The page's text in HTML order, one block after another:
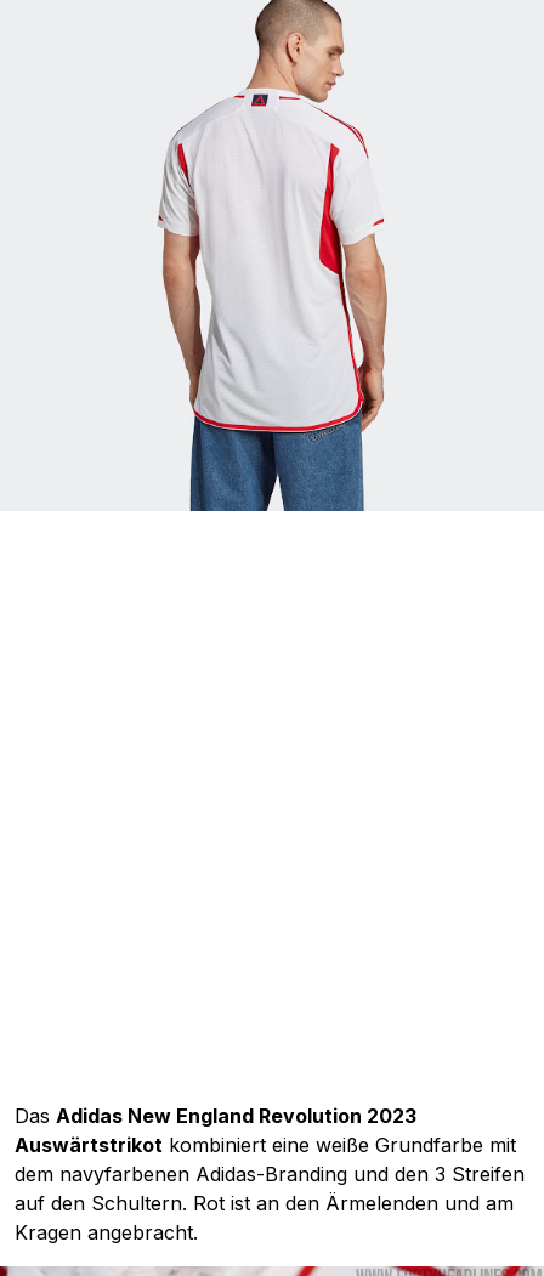
Das Adidas New England Revolution 2023
Auswärtstrikot kombiniert eine weiße Grundfarbe mit
dem navyfarbenen Adidas-Branding und den 3 Streifen
auf den Schultern. Rot ist an den Ärmelenden und am
Kragen angebracht.